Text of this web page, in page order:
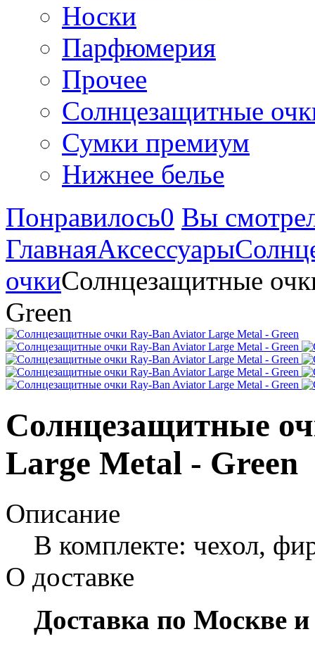
Носки
Парфюмерия
Прочее
Солнцезащитные
Сумки премиум
Нижнее белье
Понравилось0 Вы
ГлавнаяАксессуары
очкиСолнцезащитные
Green
Солнцезащитные
Large Metal - Green
Описание
В комплекте: чехол,
О доставке
Доставка по Москве